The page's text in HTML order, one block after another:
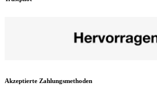
Akzeptierte Zahlungsmethoden